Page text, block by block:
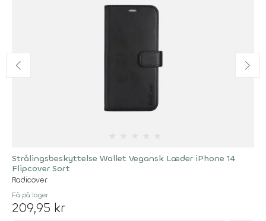
Strålingsbeskyttelse Wallet Vegansk Læder iPhone 14
Flipcover Sort
Radicover
Få på lager
209,95 kr